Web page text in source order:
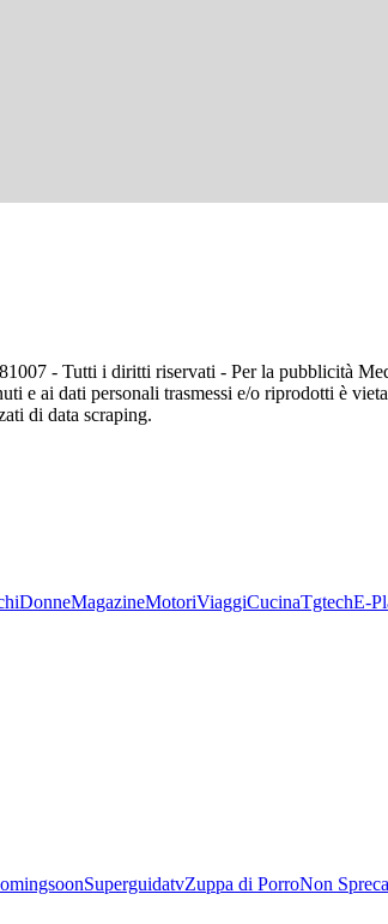
- Tutti i diritti riservati - Per la pubblicità
e ai dati personali trasmessi e/o riprodotti è
di data scraping.
DonneMagazineMotoriViaggiCucinaTgtechE-
SuperguidatvZuppa di PorroNon